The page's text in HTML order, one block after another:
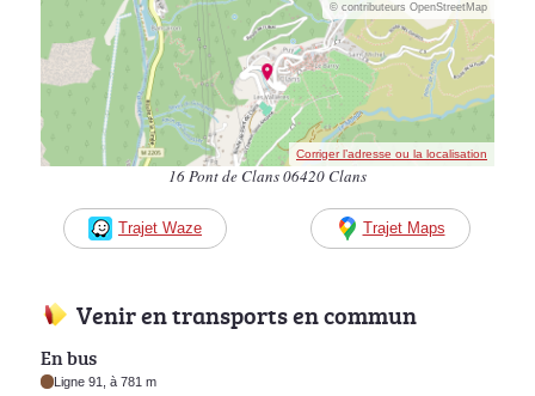
© contributeurs OpenStreetMap
Corriger l’adresse ou la localisation
16 Pont de Clans 06420 Clans
Trajet Waze Trajet Maps
Venir en transports en commun
En bus
Ligne 91, à 781 m